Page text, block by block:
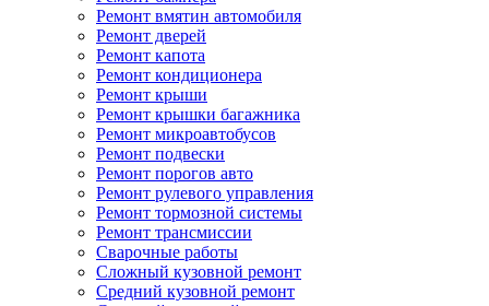
Ремонт вмятин автомобиля
Ремонт дверей
Ремонт капота
Ремонт кондиционера
Ремонт крыши
Ремонт крышки багажника
Ремонт микроавтобусов
Ремонт подвески
Ремонт порогов авто
Ремонт рулевого управления
Ремонт тормозной системы
Ремонт трансмиссии
Сварочные работы
Сложный кузовной ремонт
Средний кузовной ремонт